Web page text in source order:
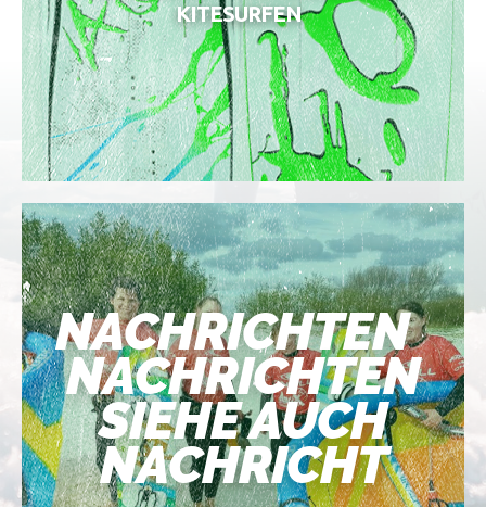
KITESURFEN
NACHRICHTEN
NACHRICHTEN
SIEHE AUCH
NACHRICHT